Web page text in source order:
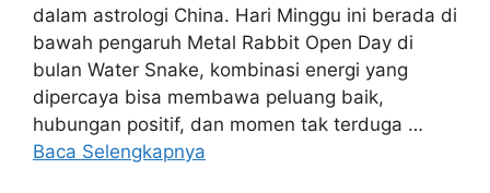
dalam astrologi China. Hari Minggu ini berada di
bawah pengaruh Metal Rabbit Open Day di
bulan Water Snake, kombinasi energi yang
dipercaya bisa membawa peluang baik,
hubungan positif, dan momen tak terduga …
Baca Selengkapnya